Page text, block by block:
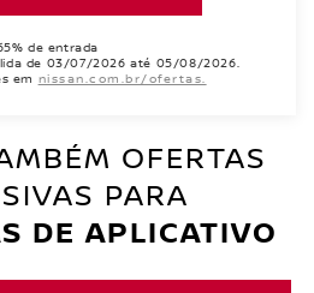
de entrada
de 03/07/2026 até 05/08/2026.
em nissan.com.br/ofertas.
OFERTAS
PARA
DE APLICATIVO